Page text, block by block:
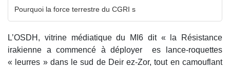
Pourquoi la force terrestre du CGRI s
L’OSDH, vitrine médiatique du MI6 dit « la Résistance
irakienne a commencé à déployer es lance-roquettes
« leurres » dans le sud de Deir ez-Zor, tout en camouflant